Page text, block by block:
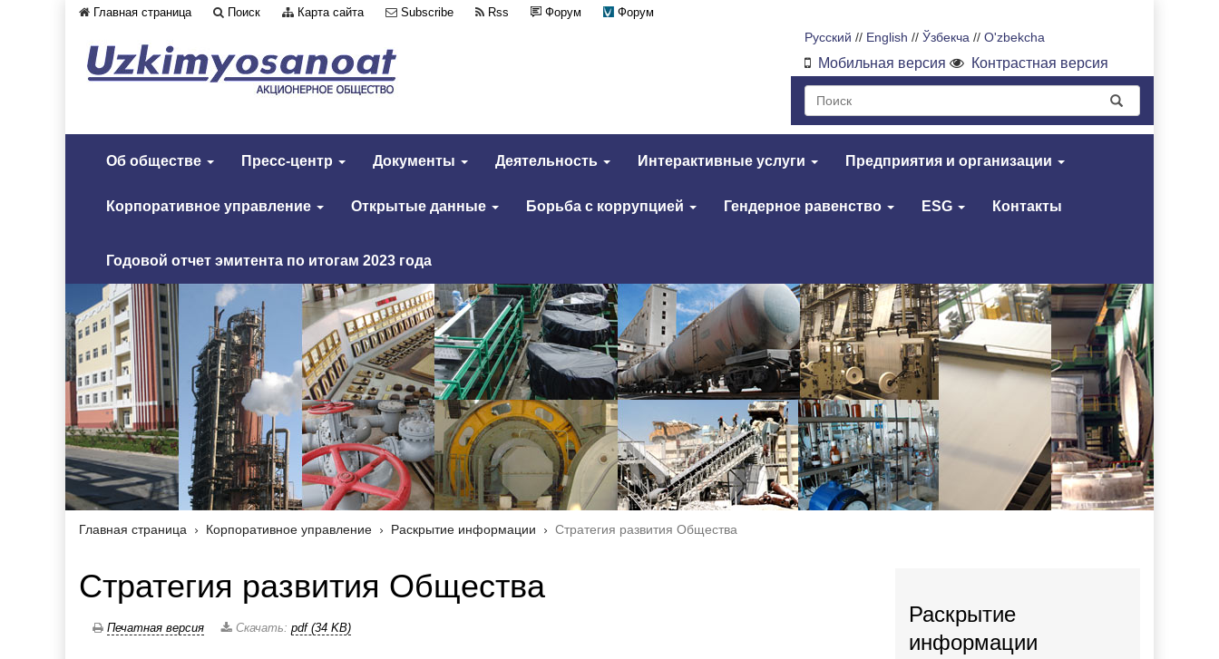
Главная страница Поиск Карта сайта Subscribe Rss Форум
Форум
Русский // English // Ўзбекча // O'zbekcha
Мобильная версия Контрастная версия
Об обществе Пресс-центр Документы Деятельность Интерактивные услуги Предприятия и организации
Корпоративное управление Открытые данные Борьба с коррупцией Гендерное равенство ESG Контакты
Годовой отчет эмитента по итогам 2023 года
Главная страница Корпоративное управление Раскрытие информации Стратегия развития Общества
Стратегия развития Общества
Печатная версия Скачать: pdf (34 KB)
Раскрытие
информации